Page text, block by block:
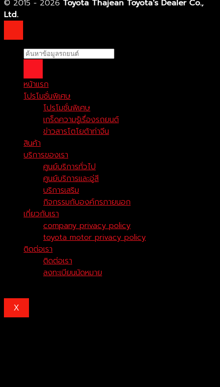
© 2015 - 2026 Toyota Thajean Toyota's Dealer Co.,
Ltd.
หน้าแรก
โปรโมชั่นพิเศษ
โปรโมชั่นพิเศษ
เกร็ดความรู้เรื่องรถยนต์
ข่าวสารโตโยต้าท่าจีน
สินค้า
บริการของเรา
ศูนย์บริการทั่วไป
ศูนย์บริการและอู่สี
บริการเสริม
กิจกรรมกับองค์กรภายนอก
เกี่ยวกับเรา
company privacy policy
toyota motor privacy policy
ติดต่อเรา
ติดต่อเรา
ลงทะเบียนนัดหมาย
X